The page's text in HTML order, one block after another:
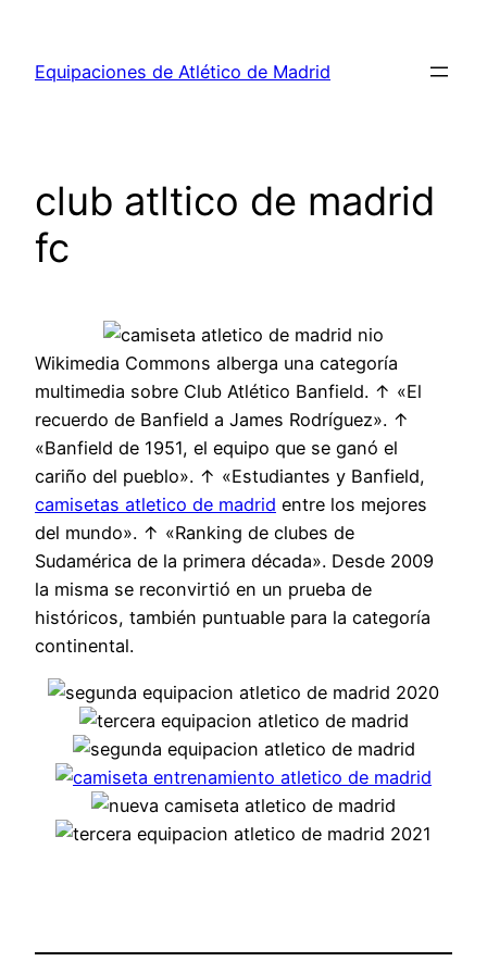
contenido
Equipaciones de Atlético de Madrid
club atltico de madrid
fc
Wikimedia Commons alberga una categoría
multimedia sobre Club Atlético Banfield. ↑ «El
recuerdo de Banfield a James Rodríguez». ↑
«Banfield de 1951, el equipo que se ganó el
cariño del pueblo». ↑ «Estudiantes y Banfield,
camisetas atletico de madrid entre los mejores
del mundo». ↑ «Ranking de clubes de
Sudamérica de la primera década». Desde 2009
la misma se reconvirtió en un prueba de
históricos, también puntuable para la categoría
continental.